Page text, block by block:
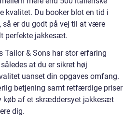
kvalitet. Du booker blot en tid i
så er du godt på vej til at være
perfekte jakkesæt.
Tailor & Sons har stor erfaring
at du er sikret høj
uanset din opgaves omfang.
betjening samt retfærdige priser
køb af et skræddersyet jakkesæt
dig.